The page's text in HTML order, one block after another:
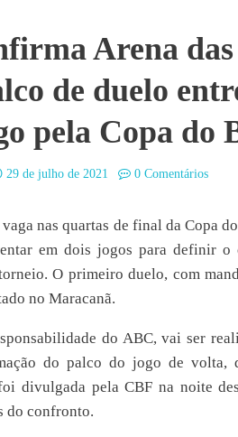
Arena
de duelo
pela Copa do
29 de julho de 2021 0 Comentários
vaga nas quartas de final da Copa
em dois jogos para definir o
O primeiro duelo, com
no Maracanã.
do ABC, vai ser
do palco do jogo de volta,
divulgada pela CBF na noite
do confronto.